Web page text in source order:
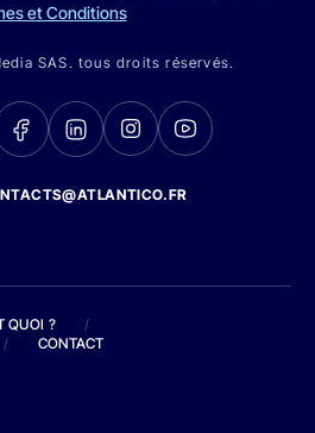
et Conditions
SAS. tous droits réservés.
QUOI ?
/
/ CONTACT